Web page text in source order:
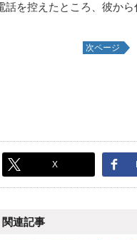
話を控えたところ、彼か
次ページ
X
関連記事